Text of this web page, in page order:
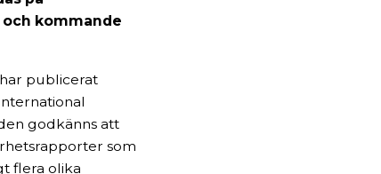
kommande
publicerat
godkänns att
som
flera olika